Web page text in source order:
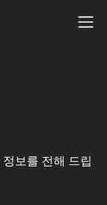
보를 전해 드립